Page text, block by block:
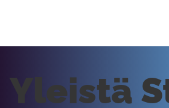
Yleistä